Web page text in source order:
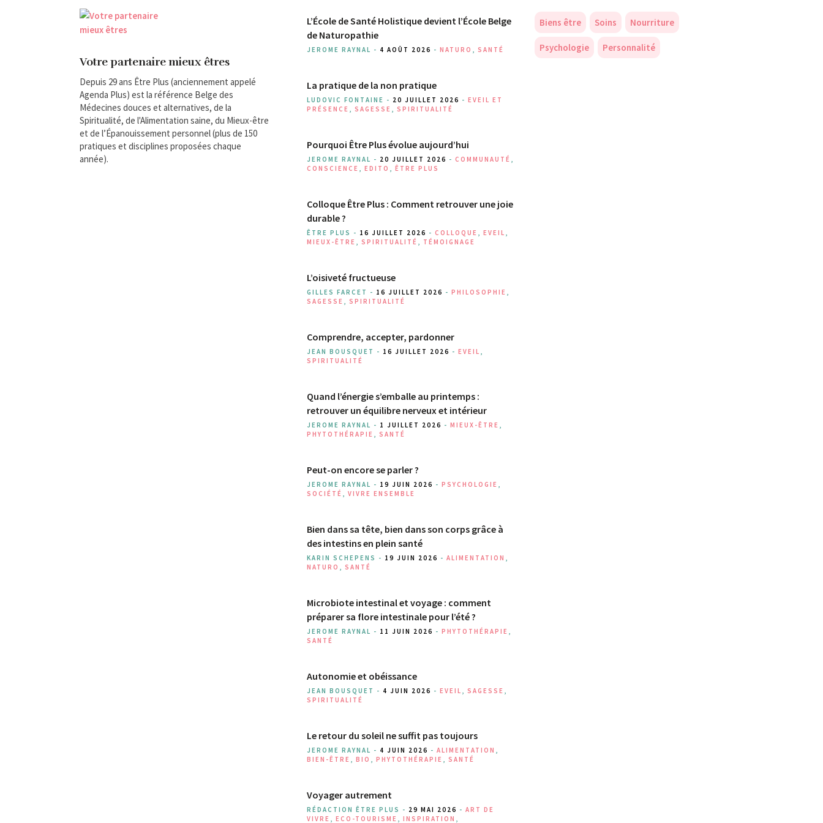
Votre partenaire mieux êtres
Depuis 29 ans Être Plus (anciennement appelé
Agenda Plus) est la référence Belge des
Médecines douces et alternatives, de la
Spiritualité, de l'Alimentation saine, du Mieux-être
et de l’Épanouissement personnel (plus de 150
pratiques et disciplines proposées chaque
année).
L’École de Santé Holistique devient l’École Belge
de Naturopathie
JEROME RAYNAL - 4 AOÛT 2026 -NATURO ,SANTÉ
La pratique de la non pratique
LUDOVIC FONTAINE - 20 JUILLET 2026 -EVEIL ET
PRÉSENCE ,SAGESSE ,SPIRITUALITÉ
Pourquoi Être Plus évolue aujourd’hui
JEROME RAYNAL - 20 JUILLET 2026 -COMMUNAUTÉ ,
CONSCIENCE ,EDITO ,ÊTRE PLUS
Colloque Être Plus : Comment retrouver une joie
durable ?
ÊTRE PLUS - 16 JUILLET 2026 -COLLOQUE ,EVEIL ,
MIEUX-ÊTRE ,SPIRITUALITÉ , TÉMOIGNAGE
L’oisiveté fructueuse
GILLES FARCET - 16 JUILLET 2026 -PHILOSOPHIE ,
SAGESSE ,SPIRITUALITÉ
Comprendre, accepter, pardonner
JEAN BOUSQUET - 16 JUILLET 2026 -EVEIL ,
SPIRITUALITÉ
Quand l’énergie s’emballe au printemps :
retrouver un équilibre nerveux et intérieur
JEROME RAYNAL - 1 JUILLET 2026 -MIEUX-ÊTRE ,
PHYTOTHÉRAPIE ,SANTÉ
Peut-on encore se parler ?
JEROME RAYNAL - 19 JUIN 2026 -PSYCHOLOGIE ,
SOCIÉTÉ ,VIVRE ENSEMBLE
Bien dans sa tête, bien dans son corps grâce à
des intestins en plein santé
KARIN SCHEPENS - 19 JUIN 2026 -ALIMENTATION ,
NATURO ,SANTÉ
Microbiote intestinal et voyage : comment
préparer sa flore intestinale pour l’été ?
JEROME RAYNAL - 11 JUIN 2026 -PHYTOTHÉRAPIE ,
SANTÉ
Autonomie et obéissance
JEAN BOUSQUET - 4 JUIN 2026 -EVEIL ,SAGESSE ,
SPIRITUALITÉ
Le retour du soleil ne suffit pas toujours
JEROME RAYNAL - 4 JUIN 2026 -ALIMENTATION ,
BIEN-ÊTRE ,BIO ,PHYTOTHÉRAPIE ,SANTÉ
Voyager autrement
RÉDACTION ÊTRE PLUS - 29 MAI 2026 -ART DE
VIVRE ,ECO-TOURISME ,INSPIRATION ,
Biens être Soins Nourriture
Psychologie Personnalité